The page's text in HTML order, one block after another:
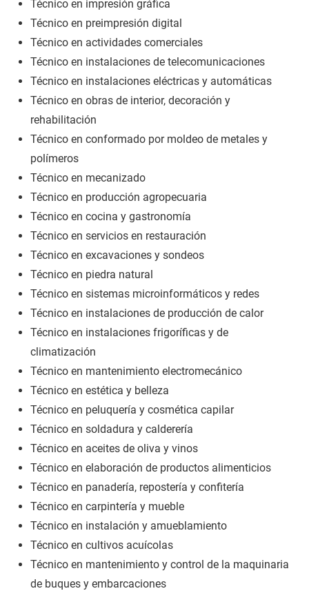
Técnico en impresión gráfica
Técnico en preimpresión digital
Técnico en actividades comerciales
Técnico en instalaciones de telecomunicaciones
Técnico en instalaciones eléctricas y automáticas
Técnico en obras de interior, decoración y
rehabilitación
Técnico en conformado por moldeo de metales y
polímeros
Técnico en mecanizado
Técnico en producción agropecuaria
Técnico en cocina y gastronomía
Técnico en servicios en restauración
Técnico en excavaciones y sondeos
Técnico en piedra natural
Técnico en sistemas microinformáticos y redes
Técnico en instalaciones de producción de calor
Técnico en instalaciones frigoríficas y de
climatización
Técnico en mantenimiento electromecánico
Técnico en estética y belleza
Técnico en peluquería y cosmética capilar
Técnico en soldadura y calderería
Técnico en aceites de oliva y vinos
Técnico en elaboración de productos alimenticios
Técnico en panadería, repostería y confitería
Técnico en carpintería y mueble
Técnico en instalación y amueblamiento
Técnico en cultivos acuícolas
Técnico en mantenimiento y control de la maquinaria
de buques y embarcaciones